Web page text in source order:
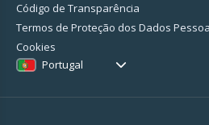
Código de Transparência
Termos de Proteção dos Dados
Cookies
Portugal